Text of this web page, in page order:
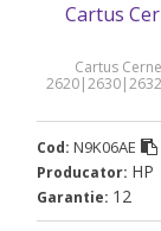
Cartus
Cartus
Cod: N9K06AE
Producator: HP
Garantie: 12